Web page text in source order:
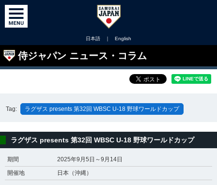
日本語 ｜ English
侍ジャパン ニュース・コラム
Tag: ラグザス presents 第32回 WBSC U-18 野球ワールドカップ
ラグザス presents 第32回 WBSC U-18 野球ワールドカップ
期間
2025年9月5日～9月14日
開催地
日本（沖縄）